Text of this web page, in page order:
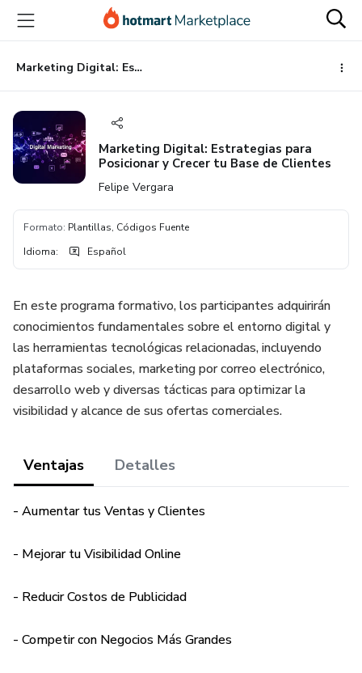
principal
página
de
página
Marketing Digital: Estrategias para Posicionar y Crecer tu Base de Clientes
Marketing Digital: Estrategias para
Posicionar y Crecer tu Base de Clientes
Felipe Vergara
Formato: Plantillas, Códigos Fuente
Idioma: Español
En este programa formativo, los participantes adquirirán
conocimientos fundamentales sobre el entorno digital y
las herramientas tecnológicas relacionadas, incluyendo
plataformas sociales, marketing por correo electrónico,
desarrollo web y diversas tácticas para optimizar la
visibilidad y alcance de sus ofertas comerciales.
Ventajas Detalles
- Aumentar tus Ventas y Clientes
- Mejorar tu Visibilidad Online
- Reducir Costos de Publicidad
- Competir con Negocios Más Grandes